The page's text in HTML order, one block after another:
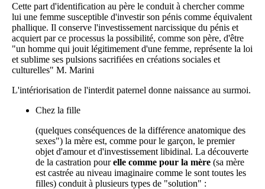
Cette part d'identification au père le conduit à chercher comme
lui une femme susceptible d'investir son pénis comme équivalent
phallique. Il conserve l'investissement narcissique du pénis et
acquiert par ce processus la possibilité, comme son père, d'être
"un homme qui jouit légitimement d'une femme, représente la loi
et sublime ses pulsions sacrifiées en créations sociales et
culturelles" M. Marini
L'intériorisation de l'interdit paternel donne naissance au surmoi.
Chez la fille
(quelques conséquences de la différence anatomique des
sexes") la mère est, comme pour le garçon, le premier
objet d'amour et d'investissement libidinal. La découverte
de la castration pourelle comme pour la mère (sa mère
est castrée au niveau imaginaire comme le sont toutes les
filles) conduit à plusieurs types de "solution" :